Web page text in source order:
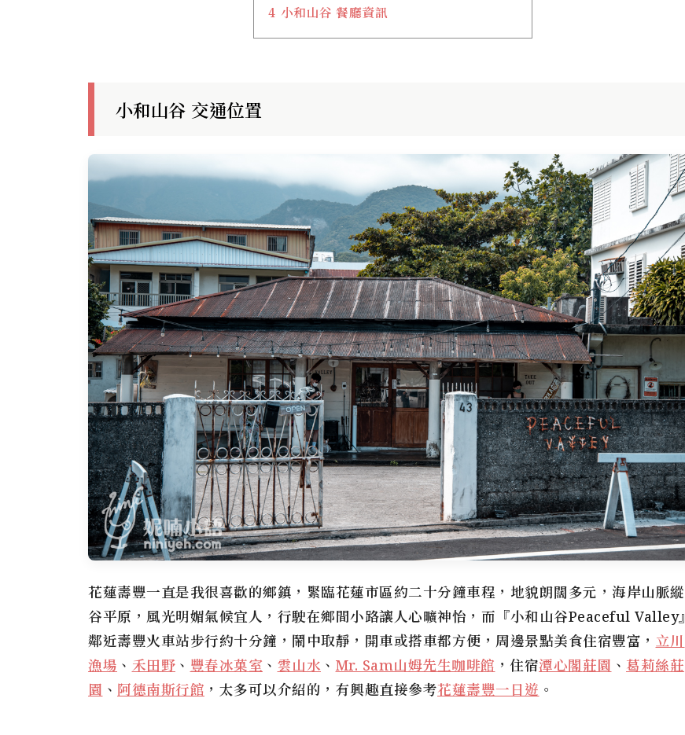
4 小和山谷 餐廳資訊
小和山谷 交通位置
花蓮壽豐一直是我很喜歡的鄉鎮，緊臨花蓮市區約二十分鐘車程，地貌朗闊多元，海岸山脈縱
谷平原，風光明媚氣候宜人，行駛在鄉間小路讓人心曠神怡，而『小和山谷Peaceful Valley』
鄰近壽豐火車站步行約十分鐘，鬧中取靜，開車或搭車都方便，周邊景點美食住宿豐富， 立川
漁場 、 禾田野 、 豐春冰菓室 、 雲山水 、 Mr. Sam山姆先生咖啡館 ，住宿潭心閣莊園 、 葛莉絲莊
園 、 阿德南斯行館 ，太多可以介紹的，有興趣直接參考花蓮壽豐一日遊 。